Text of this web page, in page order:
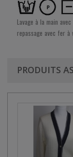
Lavage à la main
repassage avec fer à
PRODUITS